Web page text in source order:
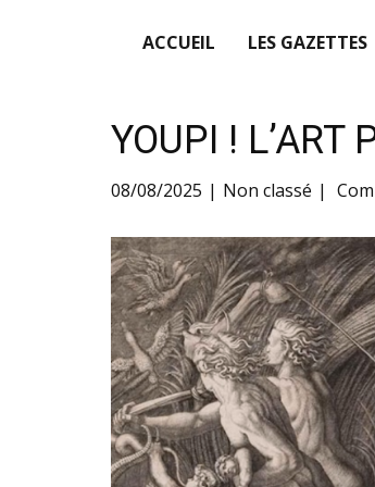
ACCUEIL LES GAZETTES
YOUPI ! L’ART
08/08/2025 Non classé